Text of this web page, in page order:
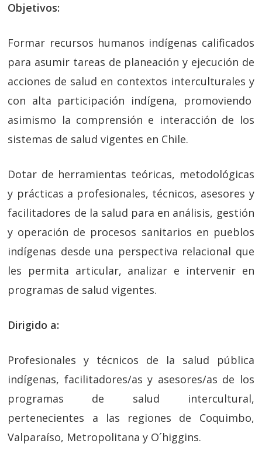
Objetivos:
Formar recursos humanos indígenas calificados
para asumir tareas de planeación y ejecución de
acciones de salud en contextos interculturales y
con alta participación indígena, promoviendo
asimismo la comprensión e interacción de los
sistemas de salud vigentes en Chile.
Dotar de herramientas teóricas, metodológicas
y prácticas a profesionales, técnicos, asesores y
facilitadores de la salud para en análisis, gestión
y operación de procesos sanitarios en pueblos
indígenas desde una perspectiva relacional que
les permita articular, analizar e intervenir en
programas de salud vigentes.
Dirigido a:
Profesionales y técnicos de la salud pública
indígenas, facilitadores/as y asesores/as de los
programas de salud intercultural,
pertenecientes a las regiones de Coquimbo,
Valparaíso, Metropolitana y O´higgins.